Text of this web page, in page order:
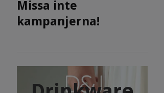
Missa inte
kampanjerna!